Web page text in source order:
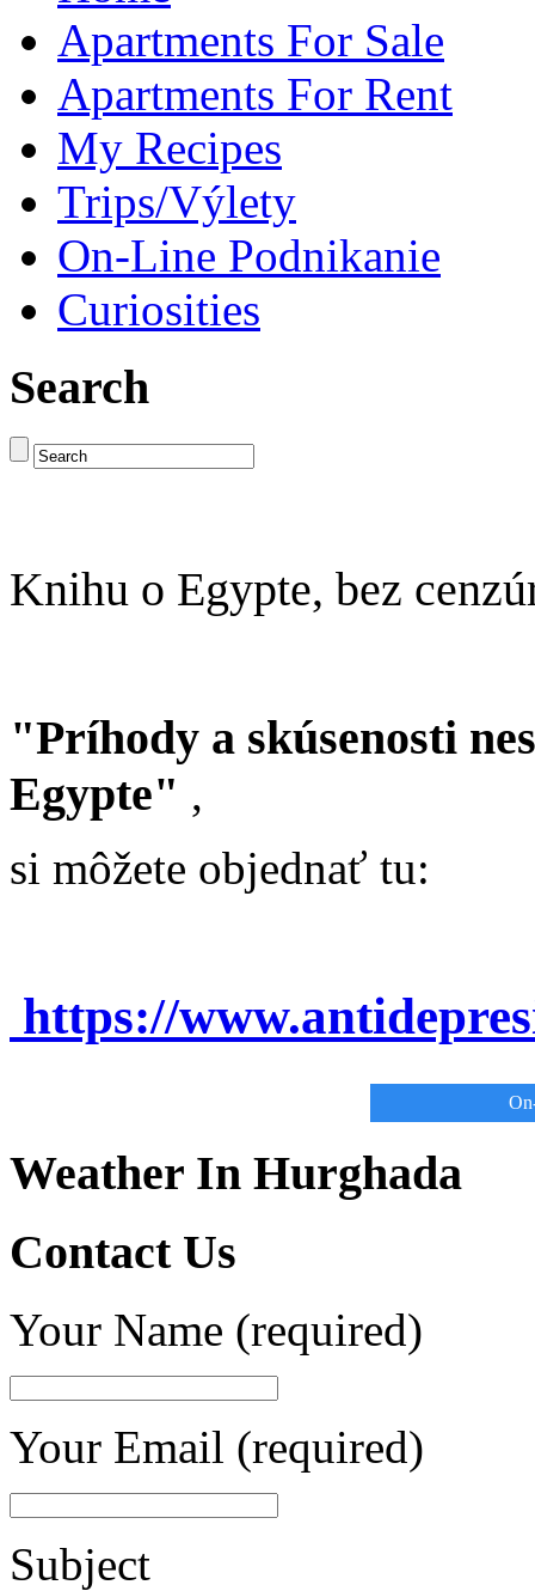
Apartments For Sale
Apartments For Rent
My Recipes
Trips/Výlety
On-Line Podnikanie
Curiosities
Search
Knihu o Egypte, bez
"Príhody a skúsenosti
Egypte" ,
si môžete objednať tu:
https://
Weather In Hurghada
Contact Us
Your Name (required)
Your Email (required)
Subject